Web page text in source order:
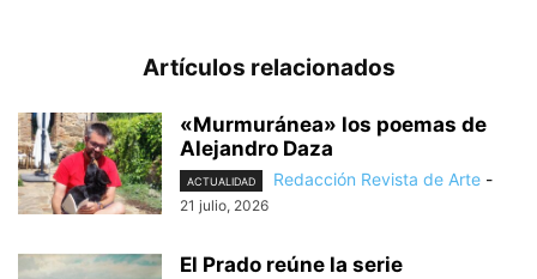
Artículos relacionados
«Murmuránea» los poemas de
Alejandro Daza
ACTUALIDAD Redacción Revista de Arte -
21 julio, 2026
El Prado reúne la serie